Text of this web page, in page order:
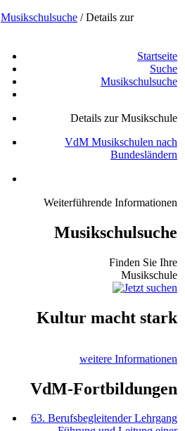
Musikschulsuche /Details zur
Startseite
Suche
Musikschulsuche
Details zur Musikschule
VdM Musikschulen nach
Bundesländern
Weiterführende Informationen
Musikschulsuche
Finden Sie Ihre
Musikschule
Kultur macht stark
weitere Informationen
VdM-Fortbildungen
63. Berufsbegleitender Lehrgang